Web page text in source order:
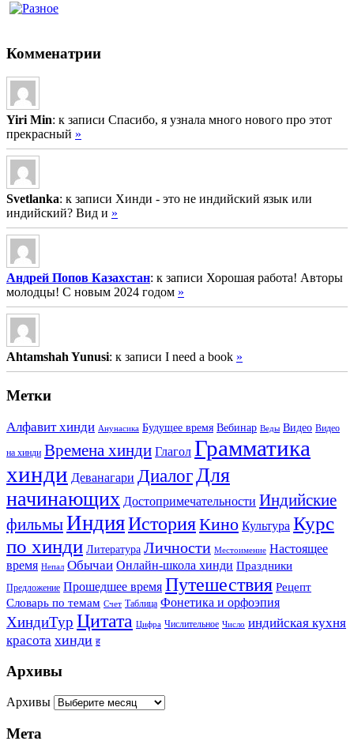
Комменатрии
Yiri Min: к записи Спасибо, я узнала много нового про этот
прекрасный »
Svetlanka: к записи Хинди - это не индийский язык или
индийский? Вид и »
Андрей Попов Казахстан: к записи Хорошая работа! Авторы
молодцы! С новым 2024 годом »
Ahtamshah Yunusi: к записи I need a book »
Метки
Алфавит хинди Анунасика Будущее время Вебинар Веды Видео Видео
на хинди Времена хинди Глагол Грамматика
хинди Деванагари Диалог Для
начинающих Достопримечательности Индийские
фильмыИндияИсторияКино Культура Курс
по хинди Литература Личности Местоимение Настоящее
время Непал Обычаи Онлайн-школа хинди Праздники
Предложение Прошедшее время Путешествия Рецепт
Словарь по темам Счет Таблица Фонетика и орфоэпия
ХиндиТур Цитата Цифра Числительное Число индийская кухня
красота хинди ह
Архивы
Архивы
Мета